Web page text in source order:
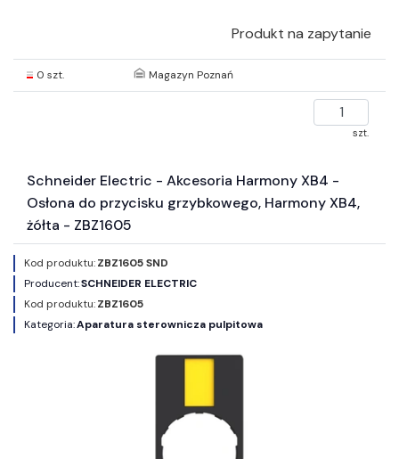
Produkt na zapytanie
0 szt. Magazyn Poznań
szt.
Schneider Electric - Akcesoria Harmony XB4 -
Osłona do przycisku grzybkowego, Harmony XB4,
żółta - ZBZ1605
Kod produktu:ZBZ1605 SND
Producent:SCHNEIDER ELECTRIC
Kod produktu:ZBZ1605
Kategoria:Aparatura sterownicza pulpitowa